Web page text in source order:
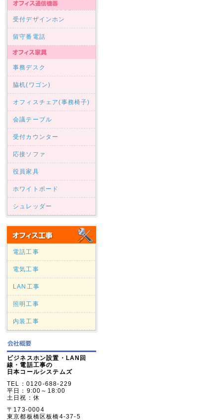
受付デザインホン
留守番電話
事務デスク
脇机(ワゴン)
オフィスチェア(事務椅子)
会議テーブル
受付カウンター
応接ソファ
役員家具
ホワイトボード
シュレッダー
電話工事
電気工事
LAN工事
照明工事
内装工事
ビジネスホン設置・LAN回
線・電話工事の
日本コールシステムズ
TEL：0120-688-229
平日：9:00～18:00
土日祝：休
〒173-0004
東京都板橋区板橋4-37-5